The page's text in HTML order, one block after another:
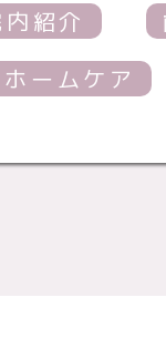
内紹介
ホームケア